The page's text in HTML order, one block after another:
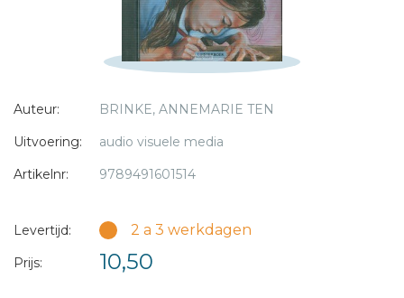
Auteur:
BRINKE, ANNEMARIE TEN
Uitvoering:
audio visuele media
Artikelnr:
9789491601514
Levertijd: 2 a 3 werkdagen
Prijs: 10,50